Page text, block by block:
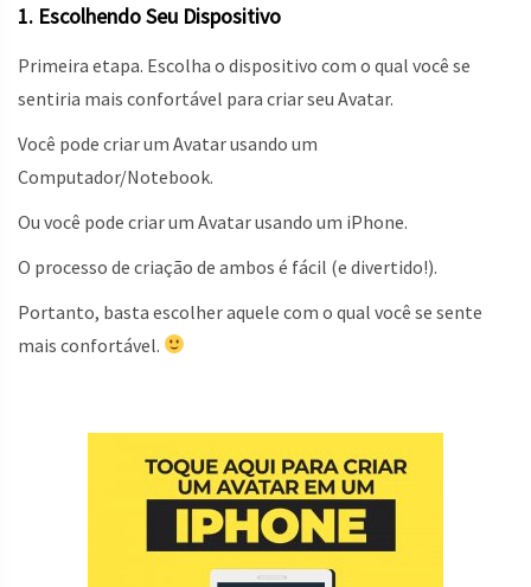
1. Escolhendo Seu Dispositivo
Primeira etapa. Escolha o dispositivo com o qual você se
sentiria mais confortável para criar seu Avatar.
Você pode criar um Avatar usando um
Computador/Notebook.
Ou você pode criar um Avatar usando um iPhone.
O processo de criação de ambos é fácil (e divertido!).
Portanto, basta escolher aquele com o qual você se sente
mais confortável.